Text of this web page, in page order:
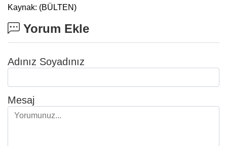
Kaynak: (BÜLTEN)
Yorum Ekle
Adınız Soyadınız
Mesaj